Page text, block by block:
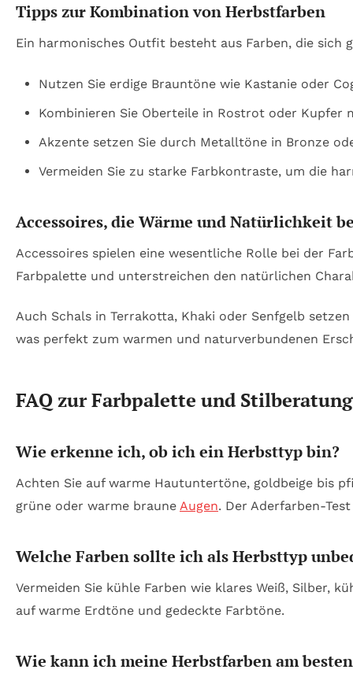
Tipps zur Kombination von Herbstfarben
Ein harmonisches Outfit besteht aus Farben, die
Nutzen Sie erdige Brauntöne wie Kastanie oder
Kombinieren Sie Oberteile in Rostrot oder Kupfer
Akzente setzen Sie durch Metalltöne in Bronze
Vermeiden Sie zu starke Farbkontraste, um die
Accessoires, die Wärme und Natürlichkeit
Accessoires spielen eine wesentliche Rolle bei der
Farbpalette und unterstreichen den natürlichen
Auch Schals in Terrakotta, Khaki oder Senfgelb
was perfekt zum warmen und naturverbundenen
FAQ zur Farbpalette und
Wie erkenne ich, ob ich ein Herbsttyp bin?
Achten Sie auf warme Hautuntertöne, goldbeige bis
grüne oder warme braune Augen. Der Aderfarben-
Welche Farben sollte ich als Herbsttyp
Vermeiden Sie kühle Farben wie klares Weiß, Silber,
auf warme Erdtöne und gedeckte Farbtöne.
Wie kann ich meine Herbstfarben am